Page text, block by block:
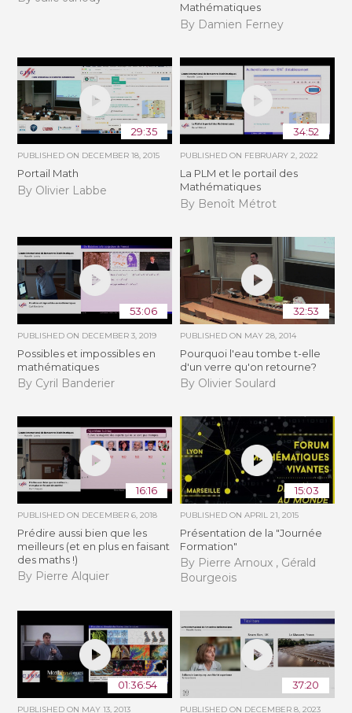
Mathématiques
By Damien Ferney
29:35
PUBLISHED ON DECEMBER 18, 2015
Portail Math
By Olivier Labbe
34:52
PUBLISHED ON FEBRUARY 2, 2022
La PLM et le portail des
Mathématiques
By Benoît Métrot
53:06
PUBLISHED ON DECEMBER 3, 2019
Possibles et impossibles en
mathématiques
By Cyril Banderier
32:53
PUBLISHED ON MAY 28, 2014
Pourquoi l'eau tombe t-elle
d'un verre qu'on retourne?
By Olivier Soulard
16:16
PUBLISHED ON DECEMBER 6, 2018
Prédire aussi bien que les
meilleurs (et en plus en faisant
des maths !)
By Pierre Alquier
15:03
PUBLISHED ON APRIL 21, 2015
Présentation de la "Journée
Formation"
By Pierre Arnoux , Gérald
Bourgeois
01:36:54
PUBLISHED ON MAY 13, 2013
37:20
PUBLISHED ON DECEMBER 8, 2023